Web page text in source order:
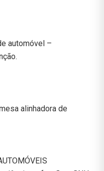
automóvel –
alinhadora de